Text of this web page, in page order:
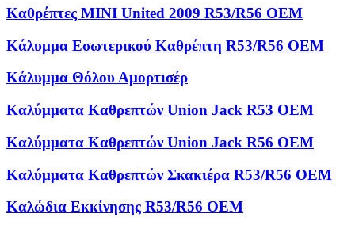
Καθρέπτες MINI United 2009 R53/R56 OEM
Κάλυμμα Εσωτερικού Καθρέπτη R53/R56 OEM
Κάλυμμα Θόλου Αμορτισέρ
Καλύμματα Kαθρεπτών Union Jack R53 OEM
Καλύμματα Καθρεπτών Union Jack R56 OEM
Καλύμματα Καθρεπτών Σκακιέρα R53/R56 OEM
Καλώδια Εκκίνησης R53/R56 OEM